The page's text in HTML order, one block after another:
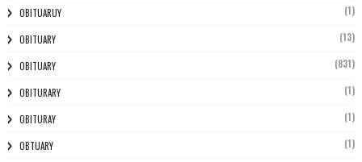
OBITUARUY (1)
OBITUARY (13)
OBITUARY (831)
OBITURARY (1)
OBITURAY (1)
OBTUARY (1)